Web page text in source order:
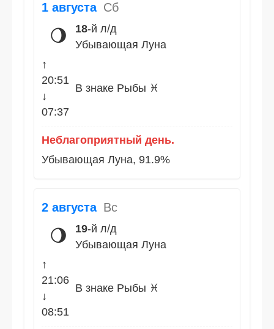
1 августа Сб
🌖 18-й л/д
Убывающая Луна
↑
20:51
↓
07:37
В знаке Рыбы ♓
Неблагоприятный день.
Убывающая Луна, 91.9%
2 августа Вс
🌖 19-й л/д
Убывающая Луна
↑
21:06
↓
08:51
В знаке Рыбы ♓